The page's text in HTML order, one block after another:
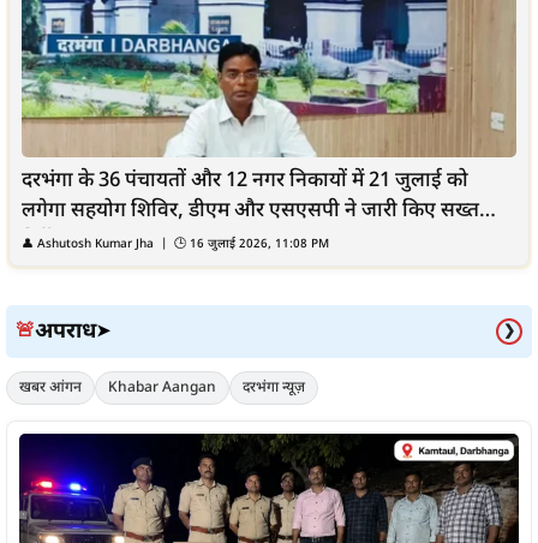
दरभंगा के 36 पंचायतों और 12 नगर निकायों में 21 जुलाई को
लगेगा सहयोग शिविर, डीएम और एसएसपी ने जारी किए सख्त
निर्देश
👤 Ashutosh Kumar Jha | 🕒 16 जुलाई 2026, 11:08 PM
🚨अपराध➤ ❯
खबर आंगन Khabar Aangan दरभंगा न्यूज़